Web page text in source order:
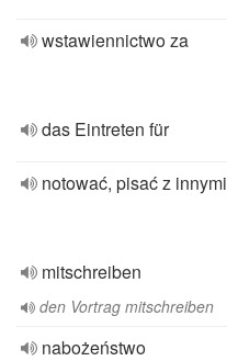
wstawiennictwo za
das Eintreten für
notować, pisać z innymi
mitschreiben
den Vortrag mitschreiben
nabożeństwo